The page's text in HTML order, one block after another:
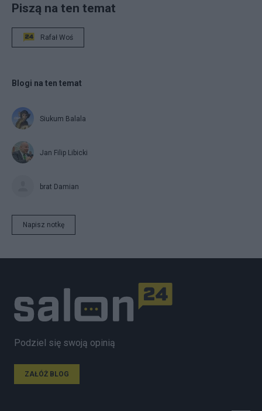
Piszą na ten temat
Rafał Woś
Blogi na ten temat
Siukum Balala
Jan Filip Libicki
brat Damian
Napisz notkę
Podziel się swoją opinią
ZAŁÓŻ BLOG